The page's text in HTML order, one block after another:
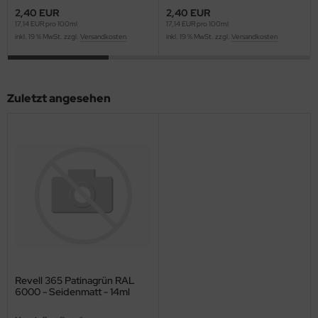
2,40 EUR
17,14 EUR pro 100ml
inkl. 19 % MwSt. zzgl. Versandkosten
2,40 EUR
17,14 EUR pro 100ml
inkl. 19 % MwSt. zzgl. Versandkosten
Zuletzt angesehen
Revell 365 Patinagrün RAL
6000 - Seidenmatt - 14ml
Model